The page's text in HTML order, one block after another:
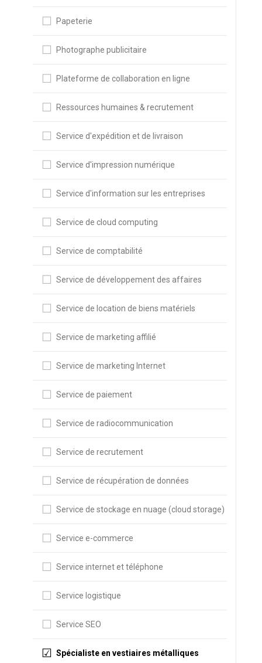
Papeterie
Photographe publicitaire
Plateforme de collaboration en ligne
Ressources humaines & recrutement
Service d'expédition et de livraison
Service d'impression numérique
Service d'information sur les entreprises
Service de cloud computing
Service de comptabilité
Service de développement des affaires
Service de location de biens matériels
Service de marketing affilié
Service de marketing Internet
Service de paiement
Service de radiocommunication
Service de recrutement
Service de récupération de données
Service de stockage en nuage (cloud storage)
Service e-commerce
Service internet et téléphone
Service logistique
Service SEO
Spécialiste en vestiaires métalliques